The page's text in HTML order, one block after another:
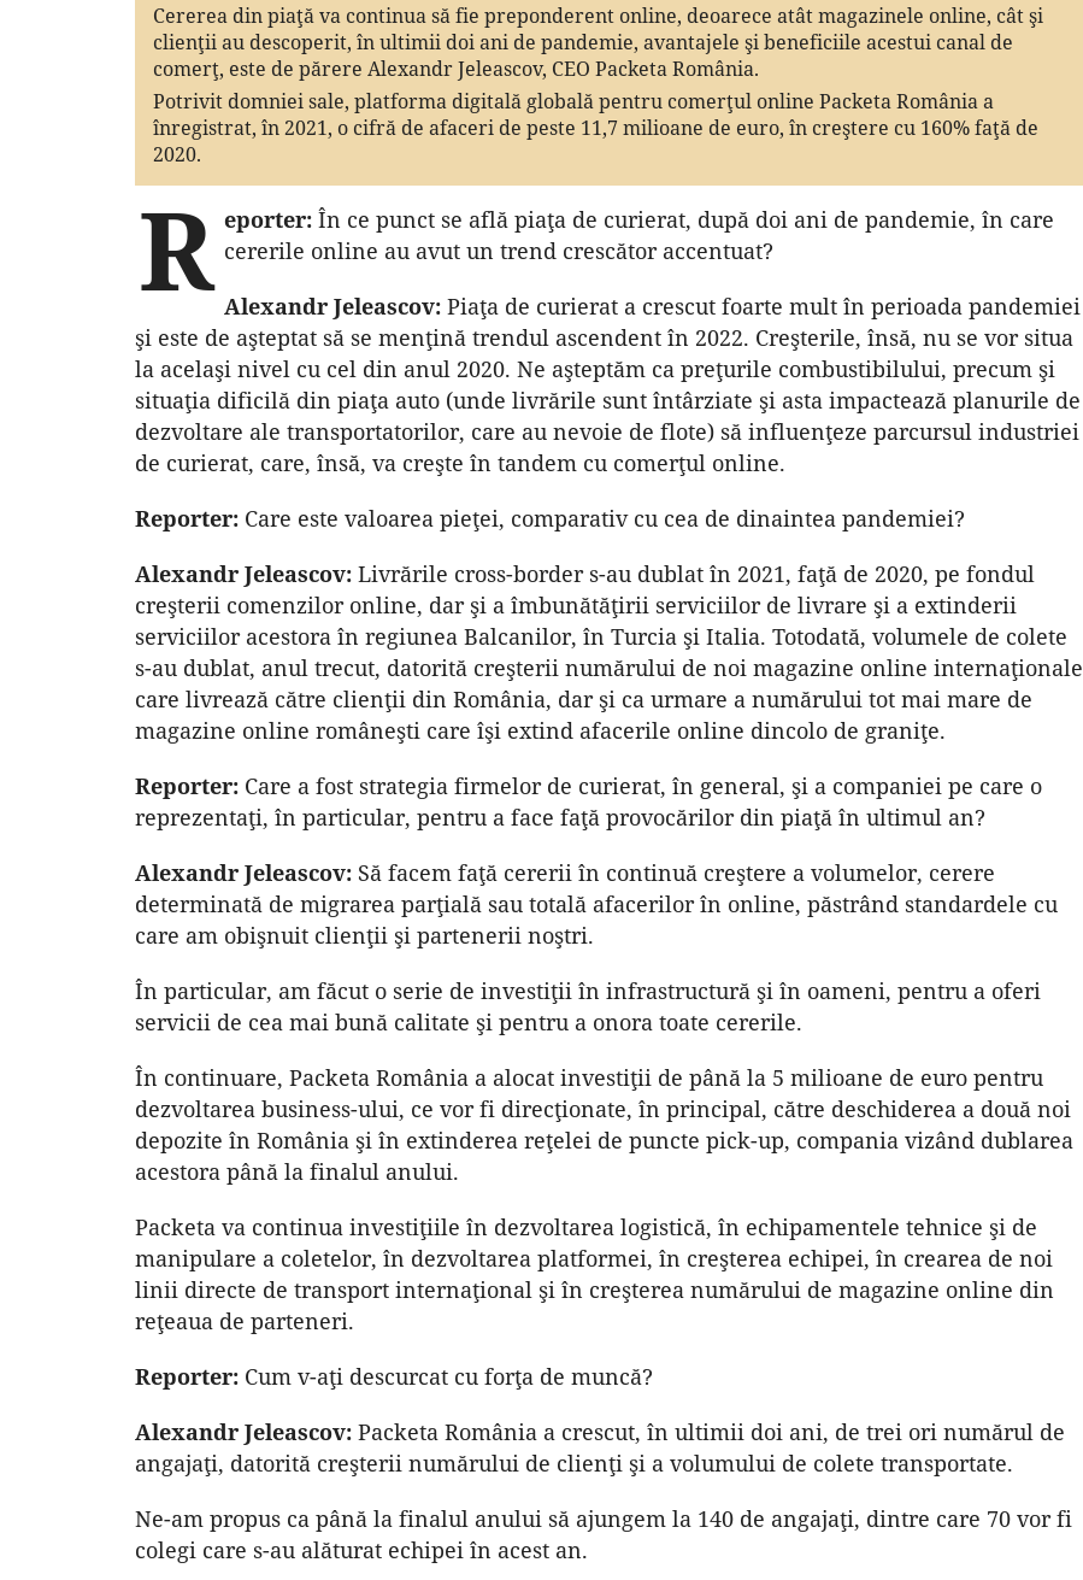
Cererea din piaţă va continua să fie preponderent online, deoarece atât magazinele online, cât şi
clienţii au descoperit, în ultimii doi ani de pandemie, avantajele şi beneficiile acestui canal de
comerţ, este de părere Alexandr Jeleascov, CEO Packeta România.
Potrivit domniei sale, platforma digitală globală pentru comerţul online Packeta România a
înregistrat, în 2021, o cifră de afaceri de pes­te 11,7 milioane de euro, în creştere cu 160% faţă de
2020.
R eporter: În ce punct se află piaţa de curierat, după doi ani de pandemie, în care
cererile online au avut un trend crescător accentuat?
Alexandr Jeleascov: Piaţa de curierat a crescut foarte mult în perioada pandemiei
şi este de aşteptat să se menţină trendul ascendent în 2022. Creşterile, însă, nu se vor situa
la acelaşi nivel cu cel din anul 2020. Ne aşteptăm ca preţurile combustibilului, precum şi
situaţia dificilă din piaţa auto (unde livrările sunt întârziate şi asta impactează planurile de
dezvoltare ale transportatorilor, care au nevoie de flote) să influenţeze parcursul indus­triei
de curierat, care, însă, va creşte în tandem cu comerţul online.
Reporter: Care este valoarea pieţei, comparativ cu cea de dinaintea pandemiei?
Alexandr Jeleascov: Livrările cross-border s-au dublat în 2021, faţă de 2020, pe fondul
creşterii comenzilor online, dar şi a îmbunătăţirii serviciilor de livrare şi a extinderii
serviciilor acestora în regiunea Balcanilor, în Turcia şi Italia. Totodată, volumele de colete
s-au dublat, anul trecut, datorită creşterii numărului de noi magazine online internaţionale
care livrează către clienţii din România, dar şi ca urmare a numărului tot mai mare de
magazine online româneşti care îşi extind afacerile online dincolo de graniţe.
Reporter: Care a fost strategia firmelor de curierat, în general, şi a companiei pe care o
reprezentaţi, în particular, pentru a face faţă provocărilor din piaţă în ultimul an?
Alexandr Jeleascov: Să facem faţă cererii în continuă creştere a volumelor, cerere
determinată de migrarea parţială sau totală afacerilor în online, păstrând standardele cu
care am obişnuit clienţii şi partenerii noştri.
În particular, am făcut o serie de investiţii în infrastructură şi în oameni, pentru a oferi
servicii de cea mai bună calitate şi pentru a onora toate cererile.
În continuare, Packeta România a alocat investiţii de până la 5 milioane de euro pentru
dezvoltarea business-ului, ce vor fi direcţionate, în principal, către deschiderea a două noi
depozite în România şi în extinderea reţelei de puncte pick-up, compania vizând dublarea
acestora până la finalul anului.
Packeta va continua investiţiile în dezvoltarea logistică, în echipamentele tehnice şi de
manipulare a coletelor, în dezvoltarea platformei, în creşterea echipei, în crearea de noi
linii directe de transport internaţional şi în creşterea numărului de magazine online din
reţeaua de parteneri.
Reporter: Cum v-aţi descurcat cu forţa de muncă?
Alexandr Jeleascov: Packeta România a crescut, în ultimii doi ani, de trei ori numărul de
angajaţi, datorită creşterii numărului de clienţi şi a volumului de colete transportate.
Ne-am propus ca până la finalul anului să ajungem la 140 de angajaţi, dintre care 70 vor fi
colegi care s-au alăturat echipei în acest an.